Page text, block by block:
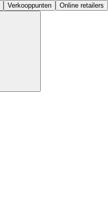
Verkooppunten Online retailers